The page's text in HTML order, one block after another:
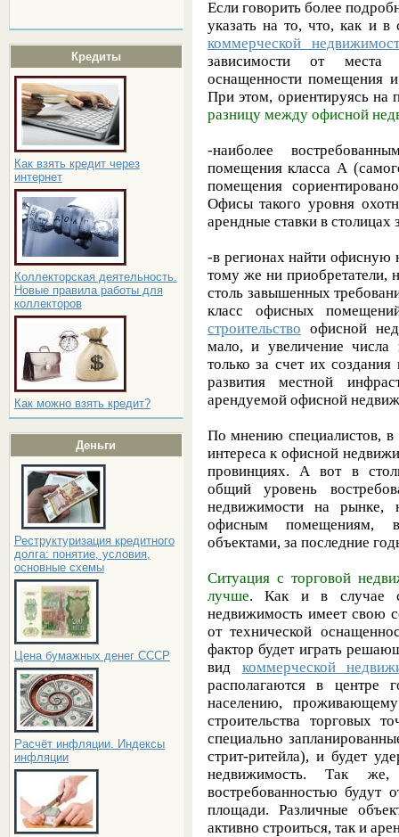
Кредиты
Как взять кредит через
интернет
Коллекторская деятельность.
Новые правила работы для
коллекторов
Как можно взять кредит?
Деньги
Реструктуризация кредитного
долга: понятие, условия,
основные схемы
Цена бумажных денег СССР
Расчёт инфляции. Индексы
инфляции
Если говорить более
указать на то, что, как и
коммерческой
зависимости от места
оснащенности помещения
При этом, ориентируясь на
разницу между офисной
-наиболее
помещения класса А
помещения
Офисы такого уровня
арендные ставки в
-в регионах найти офисную
тому же ни приобретатели,
столь завышенных
класс офисных
строительство офисной
мало, и увеличение
только за счет их
развития местной
арендуемой офисной
По мнению специалистов,
интереса к офисной
провинциях. А вот в
общий уровень
недвижимости на рынке,
офисным помещениям,
объектами, за последние
Ситуация с торговой
лучше. Как и в случае с
недвижимость имеет свою
от технической
фактор будет играть
вид коммерческой
располагаются в центре
населению,
строительства торговых
специально
стрит-ритейла), и будет
недвижимость. Так
востребованностью будут
площади. Различные
активно строиться, так и